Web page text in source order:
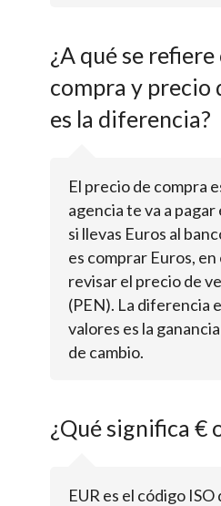
¿A qué se
compra y precio
es la diferencia?
El precio de compra
agencia te va a
si llevas Euros al
es comprar Euros,
revisar el precio de
(PEN). La diferencia
valores es la
de cambio.
¿Qué significa €
EUR es el código